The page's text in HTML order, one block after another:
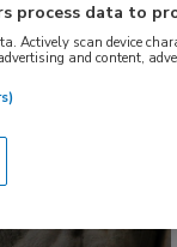
process data to
Actively scan device
and content,